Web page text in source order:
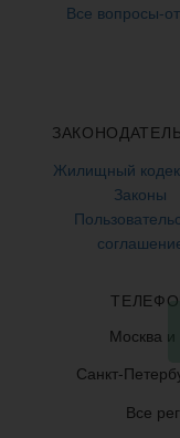
Все вопросы-
Жилищный
Законы
Москва
Санкт-
Все